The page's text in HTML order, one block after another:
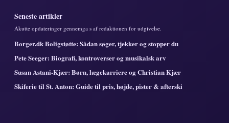
Seneste artikler
Akutte opdateringer gennemga s af redaktionen for udgivelse.
Borger.dk Boligstøtte: Sådan søger, tjekker og stopper du
Pete Seeger: Biografi, kontroverser og musikalsk arv
Susan Astani-Kjær: Børn, lægekarriere og Christian Kjær
Skiferie til St. Anton: Guide til pris, højde, pister & afterski